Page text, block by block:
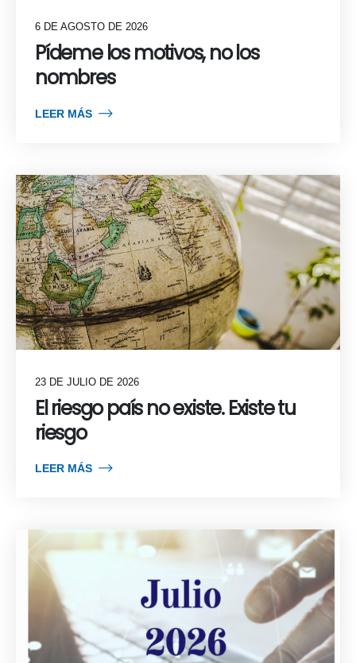
6 DE AGOSTO DE 2026
Pídeme los motivos, no los
nombres
LEER MÁS
23 DE JULIO DE 2026
El riesgo país no existe. Existe tu
riesgo
LEER MÁS